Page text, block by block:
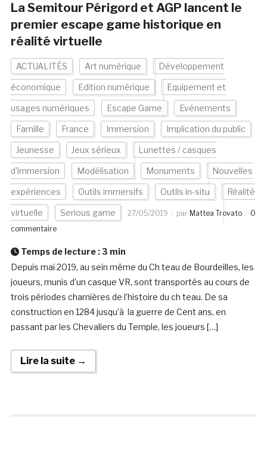
La Semitour Périgord et AGP lancent le
premier escape game historique en
réalité virtuelle
ACTUALITÉS Art numérique Développement
économique Edition numérique Equipement et
usages numériques Escape Game Evénements
Famille France Immersion Implication du public
Jeunesse Jeux sérieux Lunettes / casques
d'immersion Modélisation Monuments Nouvelles
expériences Outils immersifs Outils in-situ Réalité
virtuelle Serious game 27/05/2019 par Mattea Trovato
0
commentaire
Temps de lecture : 3 min
Depuis mai 2019, au sein même du Ch teau de Bourdeilles, les
joueurs, munis d’un casque VR, sont transportés au cours de
trois périodes charnières de l’histoire du ch teau. De sa
construction en 1284 jusqu’à la guerre de Cent ans, en
passant par les Chevaliers du Temple, les joueurs […]
Lire la suite →